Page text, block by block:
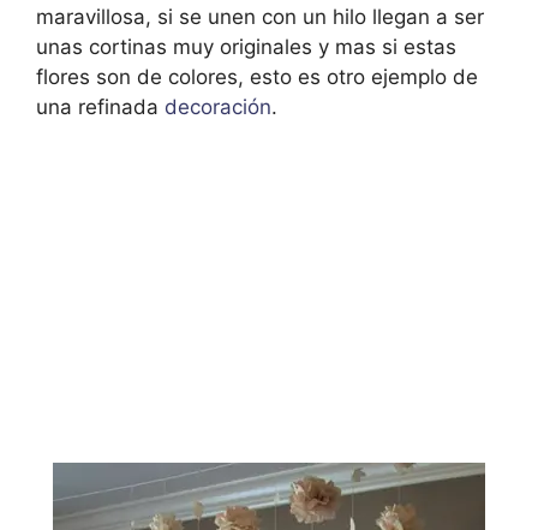
maravillosa, si se unen con un hilo llegan a ser
unas cortinas muy originales y mas si estas
flores son de colores, esto es otro ejemplo de
una refinada decoración.